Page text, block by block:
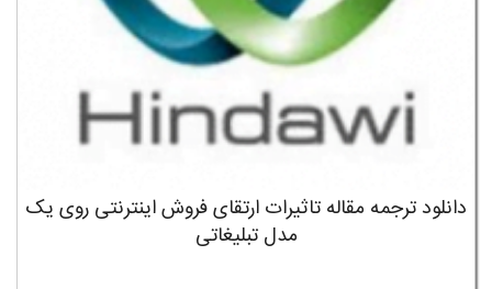
دانلود ترجمه مقاله تاثیرات ارتقای فروش اینترنتی روی یک
مدل تبلیغاتی